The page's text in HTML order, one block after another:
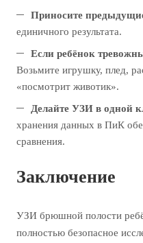
Приносите
единичного результата.
Если ребёнок
Возьмите игрушку, плед,
«посмотрит животик».
Делайте УЗИ в одной
хранения данных в ПиК
сравнения.
Заключение
УЗИ брюшной полости
полностью безопасное